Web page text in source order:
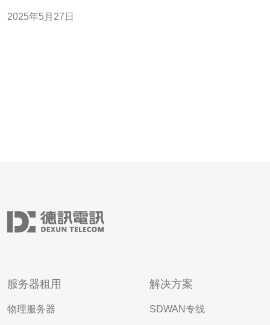
接收端所需的时间。低延迟意味着数据传输速度快，用户
2025年5月27日
服务器租用
物理服务器
解决方案
SDWAN专线